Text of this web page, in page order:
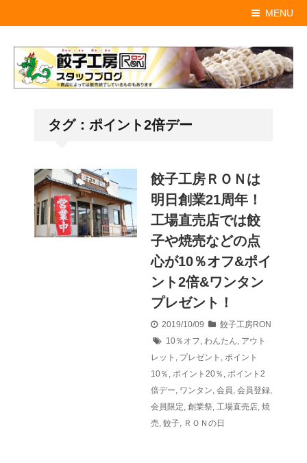
MENU
タグ：ポイント2倍デー
餃子工房ＲＯＮは
明日創業21周年！
工場直売店では餃
子や焼売などの点
心が10％オフ&ポイ
ント2倍&ワンタン
プレゼント！
2019/10/09
餃子工房RON
10％オフ わんたん アウト
レット
プレゼント
ポイント
10％
ポイント20％
ポイント2
倍デー ワンタン 会員 会員登録
会員限定 創業祭 工場直売店 焼
売 餃子 ＲＯＮの日